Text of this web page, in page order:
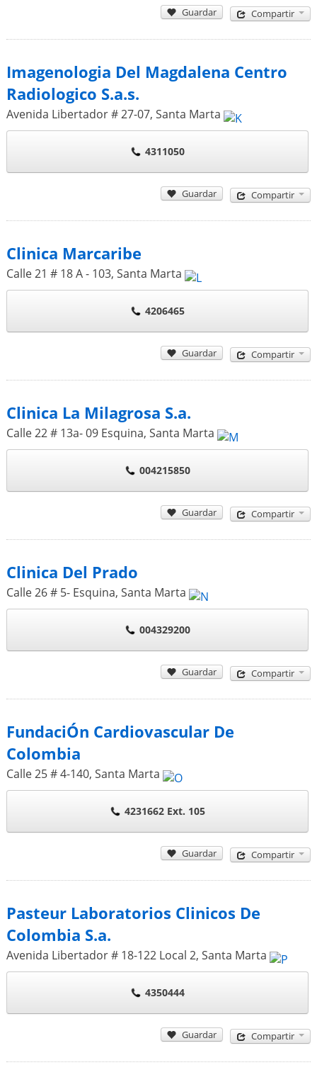
Guardar Compartir
Imagenologia Del Magdalena Centro
Radiologico S.a.s.
Avenida Libertador # 27-07, Santa Marta
4311050
Guardar Compartir
Clinica Marcaribe
Calle 21 # 18 A - 103, Santa Marta
4206465
Guardar Compartir
Clinica La Milagrosa S.a.
Calle 22 # 13a- 09 Esquina, Santa Marta
004215850
Guardar Compartir
Clinica Del Prado
Calle 26 # 5- Esquina, Santa Marta
004329200
Guardar Compartir
FundaciÓn Cardiovascular De
Colombia
Calle 25 # 4-140, Santa Marta
4231662 Ext. 105
Guardar Compartir
Pasteur Laboratorios Clinicos De
Colombia S.a.
Avenida Libertador # 18-122 Local 2, Santa Marta
4350444
Guardar Compartir